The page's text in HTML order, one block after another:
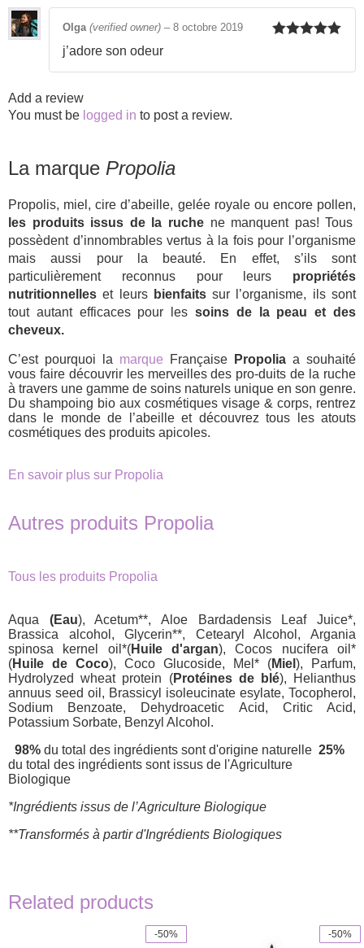
Olga (verified owner) – 8 octobre 2019
j’adore son odeur
Add a review
You must be logged in to post a review.
La marque Propolia
Propolis, miel, cire d’abeille, gelée royale ou encore pollen,
les produits issus de la ruche ne manquent pas! Tous
possèdent d’innombrables vertus à la fois pour l’organisme
mais aussi pour la beauté. En effet, s’ils sont
particulièrement reconnus pour leurs propriétés
nutritionnelles et leurs bienfaitssur l’organisme, ils sont
tout autant efficaces pour les soins de la peau et des
cheveux.
C’est pourquoi la marque Française Propolia a souhaité
vous faire découvrir les merveilles des pro-duits de la ruche
à travers une gamme de soins naturels unique en son genre.
Du shampoing bio aux cosmétiques visage & corps, rentrez
dans le monde de l’abeille et découvrez tous les atouts
cosmétiques des produits apicoles.
En savoir plus sur Propolia
Autres produits Propolia
Tous les produits Propolia
Aqua (Eau), Acetum**, Aloe Bardadensis Leaf Juice*,
Brassica alcohol, Glycerin**, Cetearyl Alcohol, Argania
spinosa kernel oil*(Huile d'argan), Cocos nucifera oil*
(Huile de Coco), Coco Glucoside, Mel* (Miel ), Parfum,
Hydrolyzed wheat protein (Protéines de blé), Helianthus
annuus seed oil, Brassicyl isoleucinate esylate, Tocopherol,
Sodium Benzoate, Dehydroacetic Acid, Critic Acid,
Potassium Sorbate, Benzyl Alcohol.
98% du total des ingrédients sont d'origine naturelle 25%
du total des ingrédients sont issus de l'Agriculture
Biologique
*Ingrédients issus de l’Agriculture Biologique
**Transformés à partir d'Ingrédients Biologiques
Related products
-50% -50%